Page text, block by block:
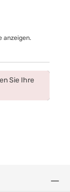
anzeigen.
Sie Ihre